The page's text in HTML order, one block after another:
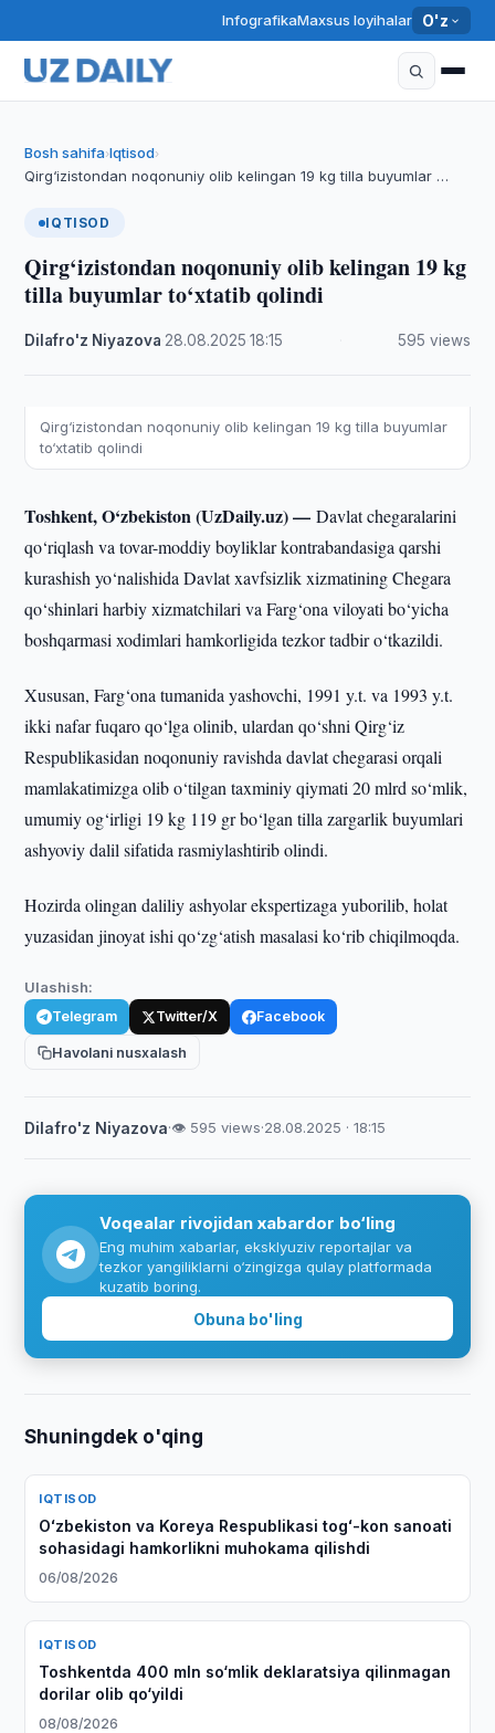
InfografikaMaxsus loyihalar O'z
Bosh sahifa›Iqtisod›
Qirg‘izistondan noqonuniy olib kelingan 19 kg tilla buyumlar …
IQTISOD
Qirg‘izistondan noqonuniy olib kelingan 19 kg
tilla buyumlar to‘xtatib qolindi
Dilafro'z Niyazova 28.08.2025 ·18:15 595 views
Qirg‘izistondan noqonuniy olib kelingan 19 kg tilla buyumlar
to‘xtatib qolindi
Toshkent, O‘zbekiston (UzDaily.uz) —Davlat chegaralarini
qo‘riqlash va tovar-moddiy boyliklar kontrabandasiga qarshi
kurashish yo‘nalishida Davlat xavfsizlik xizmatining Chegara
qo‘shinlari harbiy xizmatchilari va Farg‘ona viloyati bo‘yicha
boshqarmasi xodimlari hamkorligida tezkor tadbir o‘tkazildi.
Xususan, Farg‘ona tumanida yashovchi, 1991 y.t. va 1993 y.t.
ikki nafar fuqaro qo‘lga olinib, ulardan qo‘shni Qirg‘iz
Respublikasidan noqonuniy ravishda davlat chegarasi orqali
mamlakatimizga olib o‘tilgan taxminiy qiymati 20 mlrd so‘mlik,
umumiy og‘irligi 19 kg 119 gr bo‘lgan tilla zargarlik buyumlari
ashyoviy dalil sifatida rasmiylashtirib olindi.
Hozirda olingan daliliy ashyolar ekspertizaga yuborilib, holat
yuzasidan jinoyat ishi qo‘zg‘atish masalasi ko‘rib chiqilmoqda.
Ulashish:
Telegram Twitter/X Facebook
Havolani nusxalash
Dilafro'z Niyazova·👁 595 views·28.08.2025 · 18:15
Voqealar rivojidan xabardor bo‘ling
Eng muhim xabarlar, eksklyuziv reportajlar va
tezkor yangiliklarni o‘zingizga qulay platformada
kuzatib boring.
Obuna bo'ling
Shuningdek o'qing
IQTISOD
Oʻzbekiston va Koreya Respublikasi togʻ-kon sanoati
sohasidagi hamkorlikni muhokama qilishdi
06/08/2026
IQTISOD
Toshkentda 400 mln so‘mlik deklaratsiya qilinmagan
dorilar olib qo‘yildi
08/08/2026